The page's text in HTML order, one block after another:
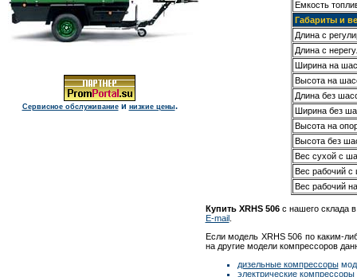
Сервисное обслуживаниеи низкие цены.
Емкость
Габариты и
Длина с
Длина с
Ширина на
Высота на
Длина без
Ширина без
Высота на
Высота без
Вес сухой с
Вес рабочий с
Вес рабочий
Купить XRHS 506с нашего склада
E-mail.
Если модель XRHS 506 по каким-
на другие модели компрессоров
дизельные компрессоры
электрические компрессоры